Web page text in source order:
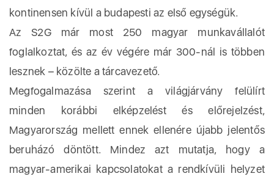
kontinensen kívül a budapesti az első egységük.
Az S2G már most 250 magyar munkavállalót
foglalkoztat, és az év végére már 300-nál is többen
lesznek – közölte a tárcavezető.
Megfogalmazása szerint a világjárvány felülírt
minden korábbi elképzelést és előrejelzést,
Magyarország mellett ennek ellenére újabb jelentős
beruházó döntött. Mindez azt mutatja, hogy a
magyar-amerikai kapcsolatokat a rendkívüli helyzet